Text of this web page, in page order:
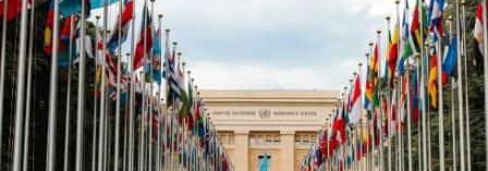
FINALIZAR COMPRA
HOME
LANÇAMENTOS